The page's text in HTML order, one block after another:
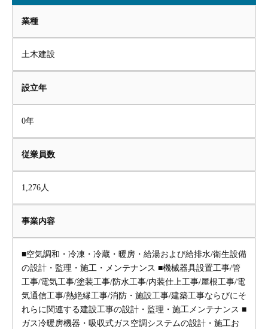
業種
土木建設
設立年
0年
従業員数
1,276人
事業内容
■空気調和・冷凍・冷蔵・暖房・給湯および給排水/衛生設備
の設計・監理・施工・メンテナンス ■機械器具設置工事/管
工事/電気工事/塗装工事/防水工事/内装仕上工事/屋根工事/電
気通信工事/熱絶縁工事/消防・施設工事/建築工事ならびにそ
れらに関連する建設工事の設計・監理・施工メンテナンス ■
ガス冷暖房機器・吸収式ガス空調システムの設計・施工お